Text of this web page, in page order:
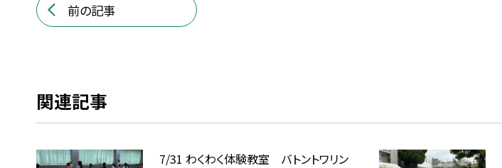
前の記事
関連記事
7/31 わくわく体験教室 バトントワリン